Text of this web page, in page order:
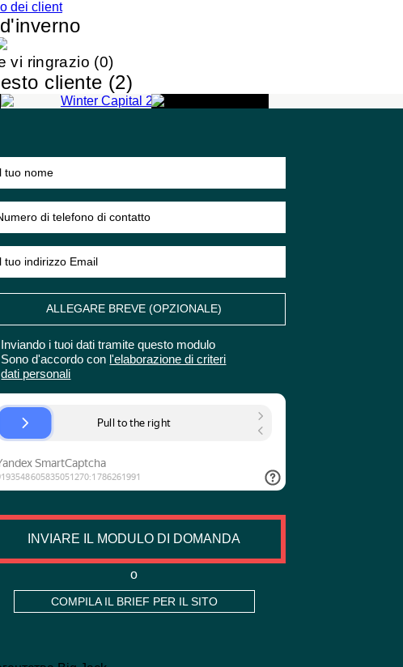
dei client
vi ringrazio (0)
cliente (2)
INVERNALE 2017
uomo di 50-200
ALLEGARE BREVE (OPZIONALE)
Inviando i tuoi dati tramite questo modulo
Sono d'accordo con l'elaborazione di criteri
dati personali
INVIARE IL MODULO DI DOMANDA
o
COMPILA IL BRIEF PER IL SITO